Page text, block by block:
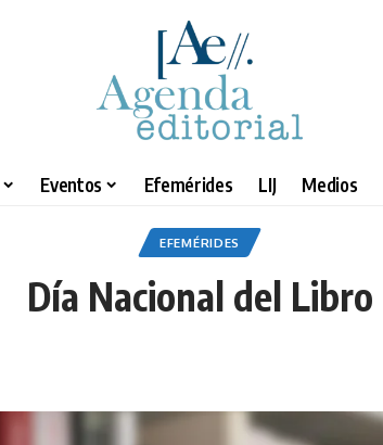
Eventos Efemérides LIJ Medios
EFEMÉRIDES
Día Nacional del Libro